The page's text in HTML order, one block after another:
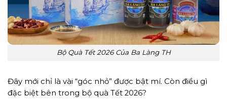
Bộ Quà Tết 2026 Của Ba Làng TH
Đây mới chỉ là vài “góc nhỏ” được bật mí. Còn điều gì
đặc biệt bên trong bộ quà Tết 2026?